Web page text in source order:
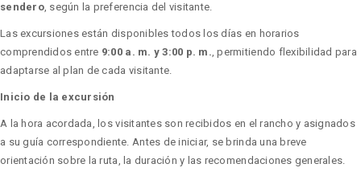
sendero, según la preferencia del visitante.
Las excursiones están disponibles todos los días en horarios
comprendidos entre 9:00 a. m. y 3:00 p. m., permitiendo flexibilidad para
adaptarse al plan de cada visitante.
Inicio de la excursión
A la hora acordada, los visitantes son recibidos en el rancho y asignados
a su guía correspondiente. Antes de iniciar, se brinda una breve
orientación sobre la ruta, la duración y las recomendaciones generales.